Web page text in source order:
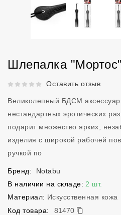
Шлепалка "Мортос"
Рейтинг 5 из 5.Оставить отзыв
Великолепный БДСМ
нестандартных эротических
подарит множество ярких,
изделия с широкой рабочей
ручкой по
Бренд:
Notabu
В наличии на складе: 2 шт.
Материал: Искусственная кожа
Код товара:
81470
81470